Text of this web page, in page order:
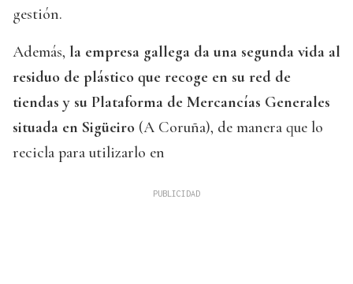
gestión.
Además, la empresa gallega da una segunda vida al
residuo de plástico que recoge en su red de
tiendas y su Plataforma de Mercancías Generales
situada en Sigüeiro (A Coruña), de manera que lo
recicla para utilizarlo en